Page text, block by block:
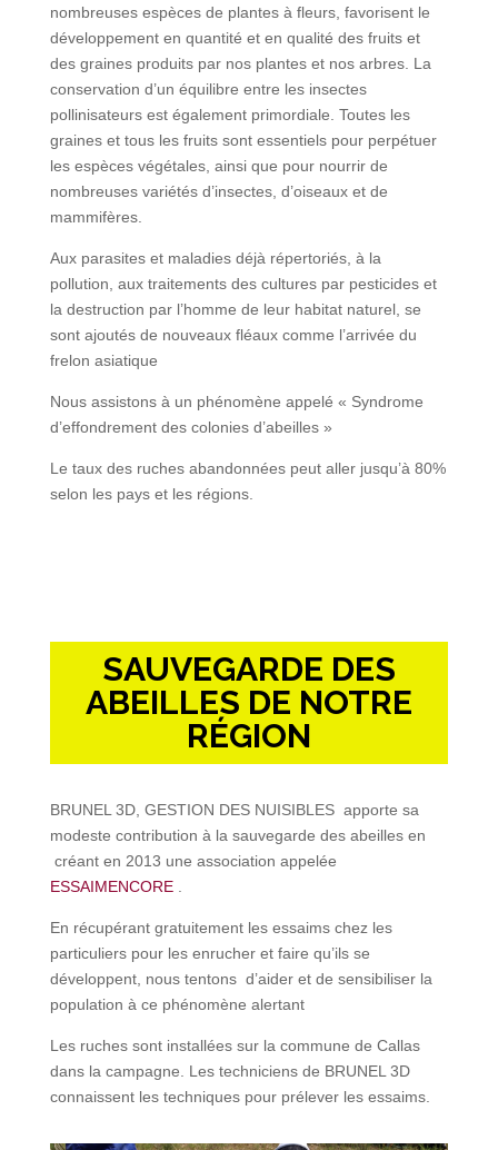
nombreuses espèces de plantes à fleurs, favorisent le
développement en quantité et en qualité des fruits et
des graines produits par nos plantes et nos arbres. La
conservation d’un équilibre entre les insectes
pollinisateurs est également primordiale. Toutes les
graines et tous les fruits sont essentiels pour perpétuer
les espèces végétales, ainsi que pour nourrir de
nombreuses variétés d’insectes, d’oiseaux et de
mammifères.
Aux parasites et maladies déjà répertoriés, à la
pollution, aux traitements des cultures par pesticides et
la destruction par l’homme de leur habitat naturel, se
sont ajoutés de nouveaux fléaux comme l’arrivée du
frelon asiatique
Nous assistons à un phénomène appelé « Syndrome
d’effondrement des colonies d’abeilles »
Le taux des ruches abandonnées peut aller jusqu’à 80%
selon les pays et les régions.
SAUVEGARDE DES
ABEILLES DE NOTRE
RÉGION
BRUNEL 3D, GESTION DES NUISIBLES apporte sa
modeste contribution à la sauvegarde des abeilles en
créant en 2013 une association appelée
ESSAIMENCORE.
En récupérant gratuitement les essaims chez les
particuliers pour les enrucher et faire qu’ils se
développent, nous tentons d’aider et de sensibiliser la
population à ce phénomène alertant
Les ruches sont installées sur la commune de Callas
dans la campagne. Les techniciens de BRUNEL 3D
connaissent les techniques pour prélever les essaims.